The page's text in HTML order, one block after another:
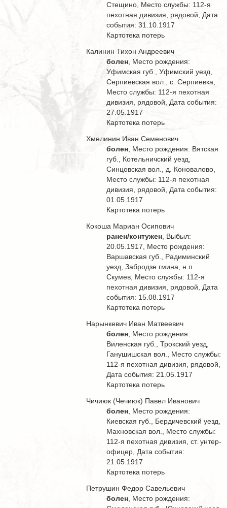
Стещино, Место службы: 112-я
пехотная дивизия, рядовой, Дата
события: 31.10.1917
Картотека потерь
Калинин Тихон Андреевич
болен , Место рождения:
Уфимская губ., Уфимский уезд,
Серпиевская вол., с. Серпиевка,
Место службы: 112-я пехотная
дивизия, рядовой, Дата события:
27.05.1917
Картотека потерь
Хмелинин Иван Семенович
болен , Место рождения: Вятская
губ., Котельничский уезд,
Синцовская вол., д. Коновалово,
Место службы: 112-я пехотная
дивизия, рядовой, Дата события:
01.05.1917
Картотека потерь
Кокоша Мариан Осипович
ранен/контужен , Выбыл:
20.05.1917, Место рождения:
Варшавская губ., Радиминский
уезд, Забродзе гмина, н.п.
Скумев, Место службы: 112-я
пехотная дивизия, рядовой, Дата
события: 15.08.1917
Картотека потерь
Нарынкевич Иван Матвеевич
болен , Место рождения:
Виленская губ., Трокский уезд,
Ганушишская вол., Место службы:
112-я пехотная дивизия, рядовой,
Дата события: 21.05.1917
Картотека потерь
Чичиюк (Чечиюк) Павел Иванович
болен , Место рождения:
Киевская губ., Бердичевский уезд,
Махновская вол., Место службы:
112-я пехотная дивизия, ст. унтер-
офицер, Дата события:
21.05.1917
Картотека потерь
Петрушин Федор Савельевич
болен , Место рождения: